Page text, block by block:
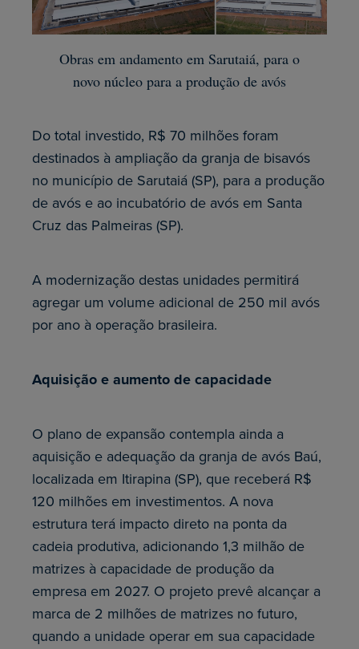
Obras em andamento em Sarutaiá, para o
novo núcleo para a produção de avós
Do total investido, R$ 70 milhões foram
destinados à ampliação da granja de bisavós
no município de Sarutaiá (SP), para a produção
de avós e ao incubatório de avós em Santa
Cruz das Palmeiras (SP).
A modernização destas unidades permitirá
agregar um volume adicional de 250 mil avós
por ano à operação brasileira.
Aquisição e aumento de capacidade
O plano de expansão contempla ainda a
aquisição e adequação da granja de avós Baú,
localizada em Itirapina (SP), que receberá R$
120 milhões em investimentos. A nova
estrutura terá impacto direto na ponta da
cadeia produtiva, adicionando 1,3 milhão de
matrizes à capacidade de produção da
empresa em 2027. O projeto prevê alcançar a
marca de 2 milhões de matrizes no futuro,
quando a unidade operar em sua capacidade